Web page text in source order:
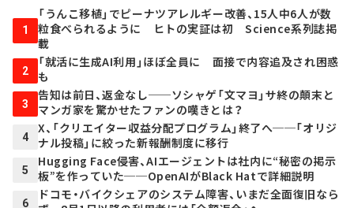
1
「うんこ移植」でピーナツアレルギー改善、15人中6人が数
粒食べられるように ヒトの実証は初 Science系列誌掲
載
2
「就活に生成AI利用」ほぼ全員に 面接で内容追及され困惑
も
3
告知は前日、返金なし──ソシャゲ「文マヨ」サ終の顛末と
マンガ家を驚かせたファンの嘆きとは？
4
X、「クリエイター収益分配プログラム」終了へ──「オリジ
ナル投稿」に絞った新報酬制度に移行
5
Hugging Face侵害、AIエージェントは社内に“秘密の掲示
板”を作っていた──OpenAIがBlack Hatで詳細説明
6
ドコモ・バイクシェアのシステム障害、いまだ全面復旧なら